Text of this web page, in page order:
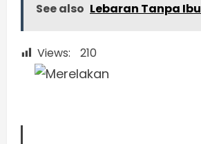
See also Lebaran Tanpa Ibu
Views: 210